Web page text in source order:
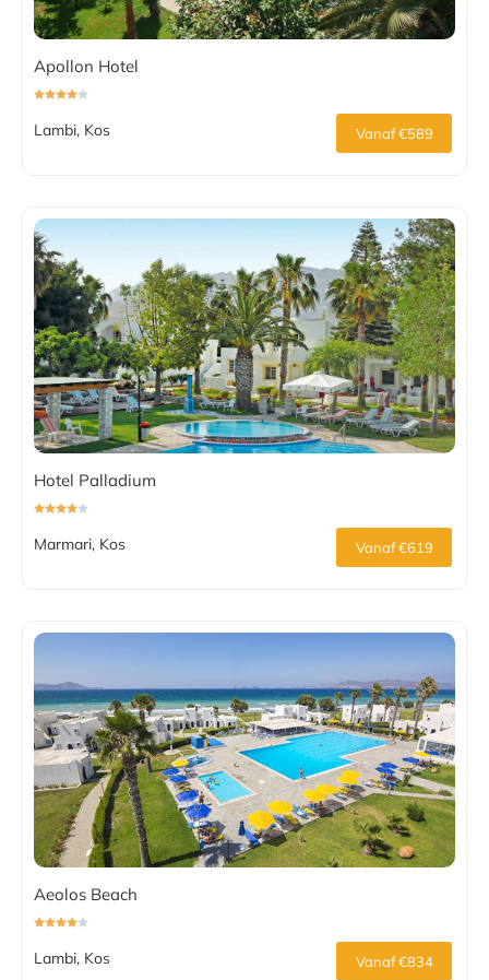
Apollon Hotel
Lambi, Kos Vanaf €589
Hotel Palladium
Marmari, Kos Vanaf €619
Aeolos Beach
Lambi, Kos Vanaf €834